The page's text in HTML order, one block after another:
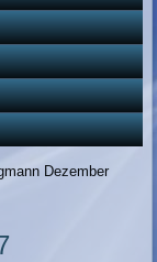
Dezember